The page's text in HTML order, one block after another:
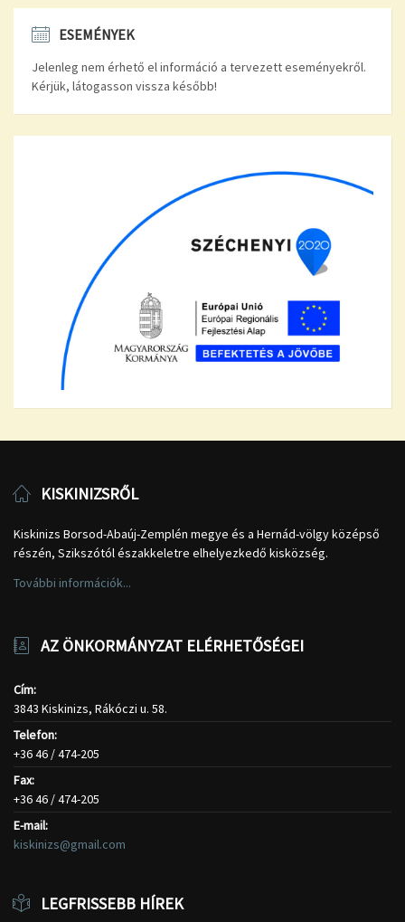
ESEMÉNYEK
Jelenleg nem érhető el információ a tervezett eseményekről.
Kérjük, látogasson vissza később!
KISKINIZSRŐL
Kiskinizs Borsod-Abaúj-Zemplén megye és a Hernád-völgy középső
részén, Szikszótól északkeletre elhelyezkedő kisközség.
További információk...
AZ ÖNKORMÁNYZAT ELÉRHETŐSÉGEI
Cím:
3843 Kiskinizs, Rákóczi u. 58.
Telefon:
+36 46 / 474-205
Fax:
+36 46 / 474-205
E-mail:
kiskinizs@gmail.com
LEGFRISSEBB HÍREK